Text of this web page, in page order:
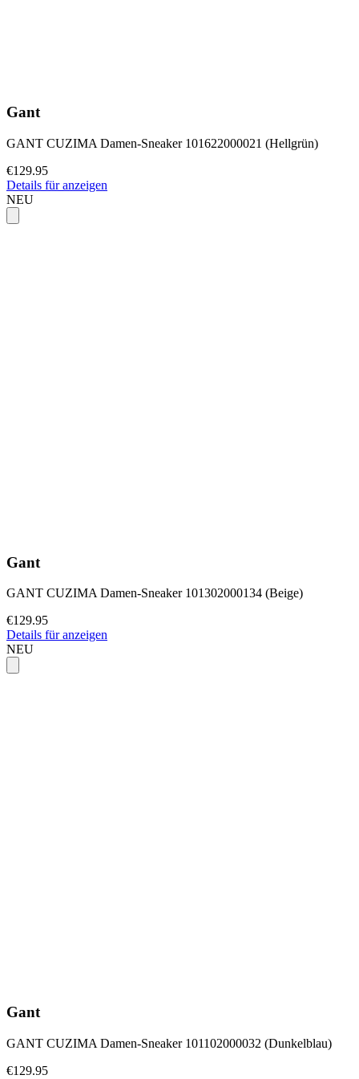
Gant
GANT CUZIMA Damen-Sneaker 101622000021 (Hellgrün)
€129.95
Details für anzeigen
NEU
Gant
GANT CUZIMA Damen-Sneaker 101302000134 (Beige)
€129.95
Details für anzeigen
NEU
Gant
GANT CUZIMA Damen-Sneaker 101102000032 (Dunkelblau)
€129.95